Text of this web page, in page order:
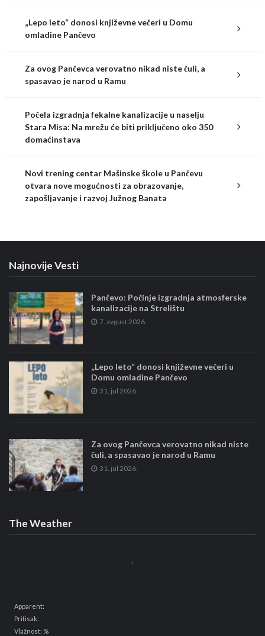
„Lepo leto“ donosi književne večeri u Domu
omladine Pančevo
Za ovog Pančevca verovatno nikad niste čuli, a
spasavao je narod u Ramu
Počela izgradnja fekalne kanalizacije u naselju
Stara Misa: Na mrežu će biti priključeno oko 350
domaćinstava
Novi trening centar Mašinske škole u Pančevu
otvara nove mogućnosti za obrazovanje,
zapošljavanje i razvoj Južnog Banata
Najnovije Vesti
Pančevo: Počinje izgradnja atmosferske
kanalizacije na Strelištu
7. avgust 2026.
„Lepo leto“ donosi književne večeri u
Domu omladine Pančevo
31. jul 2026.
Za ovog Pančevca verovatno nikad niste
čuli, a spasavao je narod u Ramu
31. jul 2026.
The Weather
Apparent:
Pritisak:
Vlažnost: %